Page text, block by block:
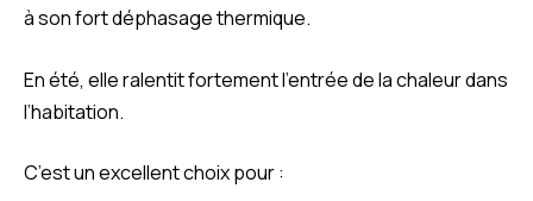
à son fort déphasage thermique.
En été, elle ralentit fortement l’entrée de la chaleur dans
l’habitation.
C’est un excellent choix pour :